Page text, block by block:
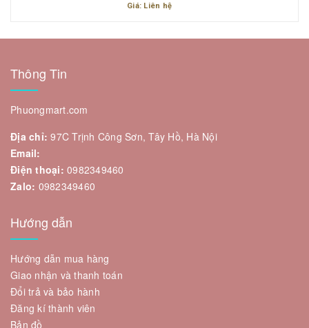
Giá: Liên hệ
Thông Tin
Phuongmart.com
Địa chỉ: 97C Trịnh Công Sơn, Tây Hồ, Hà Nội
Email:
Điện thoại: 0982349460
Zalo: 0982349460
Hướng dẫn
Hướng dẫn mua hàng
Giao nhận và thanh toán
Đổi trả và bảo hành
Đăng kí thành viên
Bản đồ